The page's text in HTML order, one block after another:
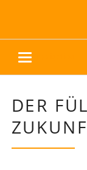
DER